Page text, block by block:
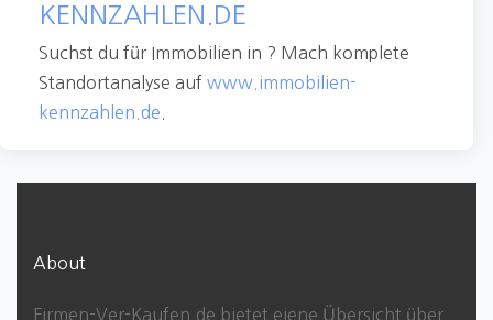
KENNZAHLEN.DE
Suchst du für Immobilien in ? Mach komplete
Standortanalyse auf www.immobilien-
kennzahlen.de
About
Firmen-Ver-Kaufen.de bietet eiene Übersicht über